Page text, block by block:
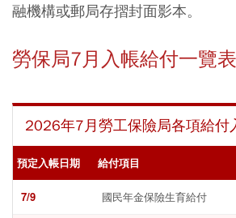
融機構或郵局存摺封面影本。
勞保局7月入帳給付一覽表
2026年7月勞工保險局各項給付
預定入帳日期 給付項目
7/9 國民年金保險生育給付